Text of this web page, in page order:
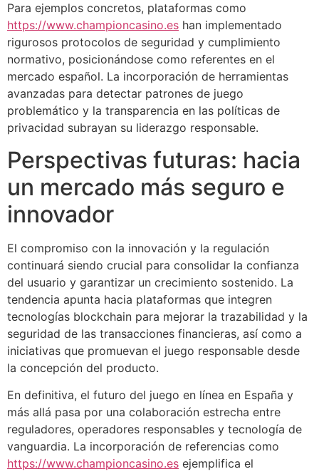
Para ejemplos concretos, plataformas como
https://www.championcasino.es han implementado
rigurosos protocolos de seguridad y cumplimiento
normativo, posicionándose como referentes en el
mercado español. La incorporación de herramientas
avanzadas para detectar patrones de juego
problemático y la transparencia en las políticas de
privacidad subrayan su liderazgo responsable.
Perspectivas futuras: hacia
un mercado más seguro e
innovador
El compromiso con la innovación y la regulación
continuará siendo crucial para consolidar la confianza
del usuario y garantizar un crecimiento sostenido. La
tendencia apunta hacia plataformas que integren
tecnologías blockchain para mejorar la trazabilidad y la
seguridad de las transacciones financieras, así como a
iniciativas que promuevan el juego responsable desde
la concepción del producto.
En definitiva, el futuro del juego en línea en España y
más allá pasa por una colaboración estrecha entre
reguladores, operadores responsables y tecnología de
vanguardia. La incorporación de referencias como
https://www.championcasino.es ejemplifica el